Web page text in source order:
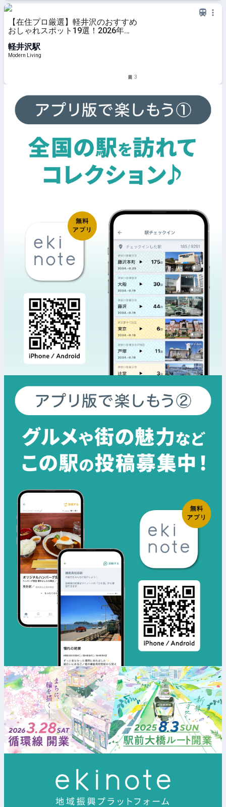
【在住プロ厳選】軽井沢のおすすめ
おしゃれスポット19選！2026年に
軽井沢駅
Modern Living
3